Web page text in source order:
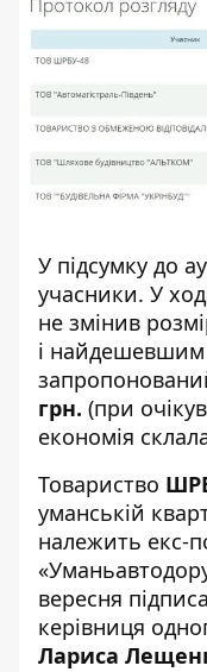
У підсумку до
учасники. У
не змінив
і найдешевшим
грн. (при
економія
Товариство
уманській
належить екс-
вересня
керівниця
Лариса